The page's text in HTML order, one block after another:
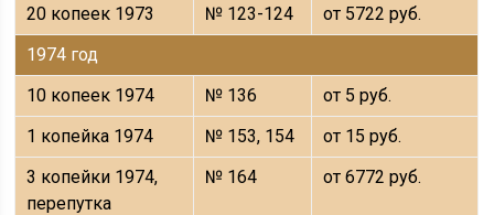
20 копеек 1973
№ 123-124
от 5722 руб.
1974 год
10 копеек 1974
№ 136
от 5 руб.
1 копейка 1974
№ 153, 154
от 15 руб.
3 копейки 1974,
перепутка
№ 164 от 6772 руб.